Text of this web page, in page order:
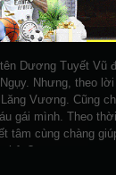
Dương Tuyết Vũ
Nhưng, theo lời
Vương. Cũng
gái mình. Theo
tâm cùng chàng